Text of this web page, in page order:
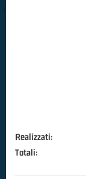
Realizzati:
Totali: